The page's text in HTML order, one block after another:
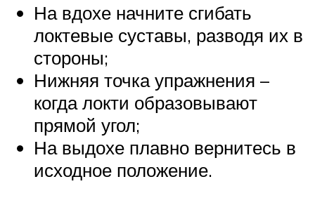
На вдохе начните сгибать
локтевые суставы, разводя их в
стороны;
Нижняя точка упражнения –
когда локти образовывают
прямой угол;
На выдохе плавно вернитесь в
исходное положение.